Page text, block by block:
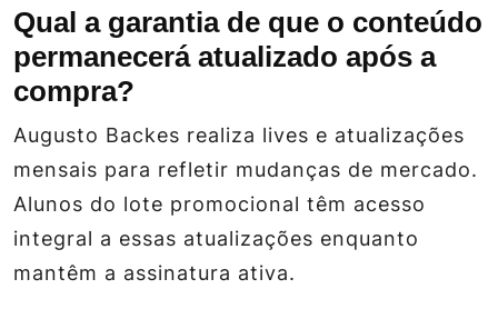
Qual a garantia de que o conteúdo
permanecerá atualizado após a
compra?
Augusto Backes realiza lives e atualizações
mensais para refletir mudanças de mercado.
Alunos do lote promocional têm acesso
integral a essas atualizações enquanto
mantêm a assinatura ativa.